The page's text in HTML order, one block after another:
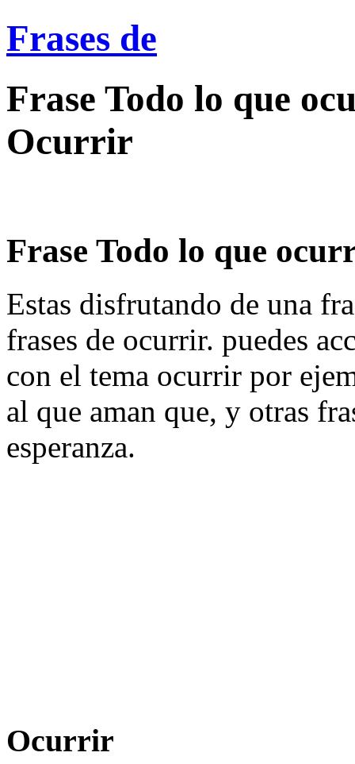
Frases de
Frase Todo lo que
Ocurrir
Frase Todo lo que
Estas disfrutando de una
frases de ocurrir. puedes
con el tema ocurrir por
al que aman que, y otras
esperanza.
Ocurrir